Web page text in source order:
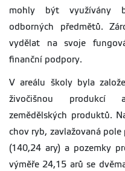
mohly být využívány
odborných předmětů.
vydělat na svoje
finanční podpory.
V areálu školy byla
živočišnou produkcí
zemědělských produktů.
chov ryb, zavlažovaná
(140,24 ary) a pozemky
výměře 24,15 arů se